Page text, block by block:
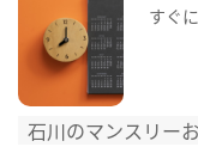
すぐ
石川のマンスリー